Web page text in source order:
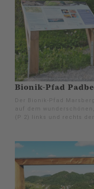
Bionik-Pfad
Der Bionik-Pfad
auf dem
(P 2) links und rechts